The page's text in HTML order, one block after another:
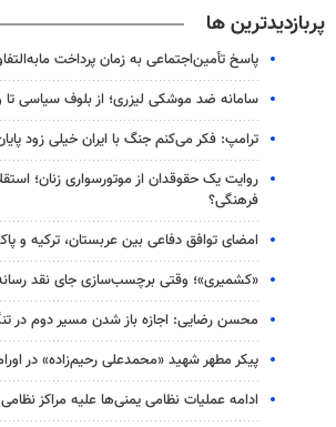
پربازدیدترین ها
پاسخ تأمین‌اجتماعی به زمان پرداخت
سامانه ضد موشکی لیزری؛ از بلوف سیاسی تا
ترامپ: فکر می‌کنم جنگ با ایران خیلی زود
روایت یک حقوقدان از موتورسواری زنان؛
فرهنگی؟
امضای توافق دفاعی بین عربستان، ترکیه و
«کشمیری»؛ وقتی برچسب‌سازی جای نقد
محسن رضایی: اجازه باز شدن مسیر دوم در
پیکر مطهر شهید «محمدعلی رحیم‌زاده» در
ادامه عملیات نظامی یمنی‌ها علیه مراکز